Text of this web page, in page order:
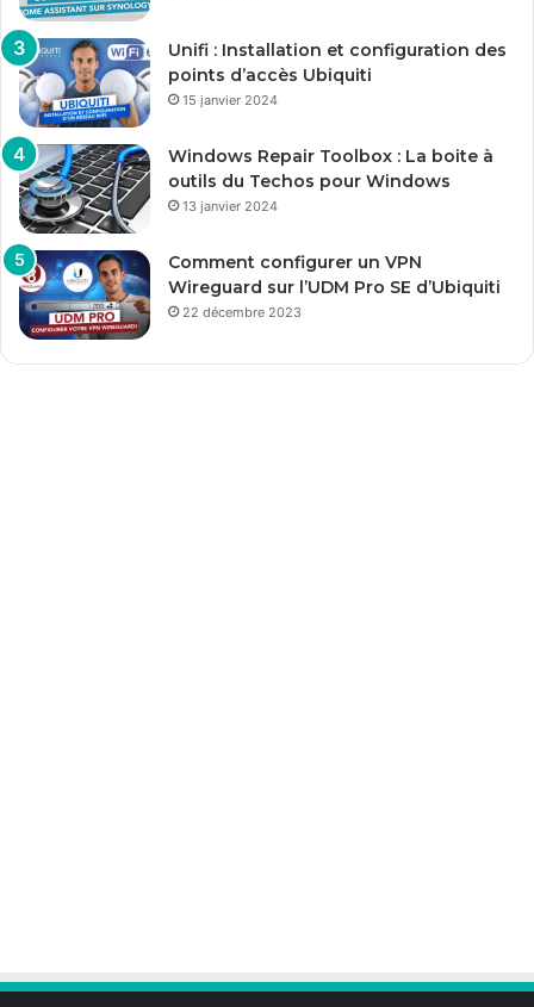
Unifi : Installation et configuration des
points d’accès Ubiquiti
15 janvier 2024
Windows Repair Toolbox : La boite à
outils du Techos pour Windows
13 janvier 2024
Comment configurer un VPN
Wireguard sur l’UDM Pro SE d’Ubiquiti
22 décembre 2023